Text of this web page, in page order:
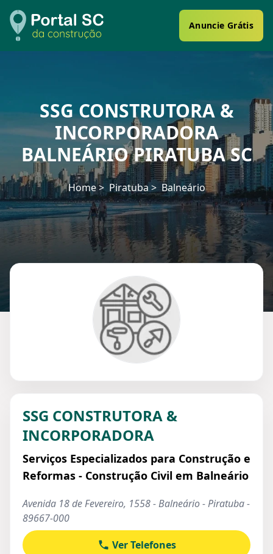
Anuncie Grátis
SSG CONSTRUTORA &
INCORPORADORA
BALNEÁRIO PIRATUBA SC
Home Piratuba Balneário
SSG CONSTRUTORA &
INCORPORADORA
Serviços Especializados para Construção e
Reformas - Construção Civil em Balneário
Avenida 18 de Fevereiro, 1558 - Balneário - Piratuba -
89667-000
Ver Telefones